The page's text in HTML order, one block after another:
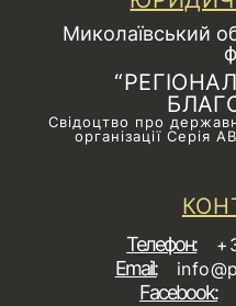
Миколаївський
Свідоцтво про
організації Серія
Телефон:
Email:
Facebook: